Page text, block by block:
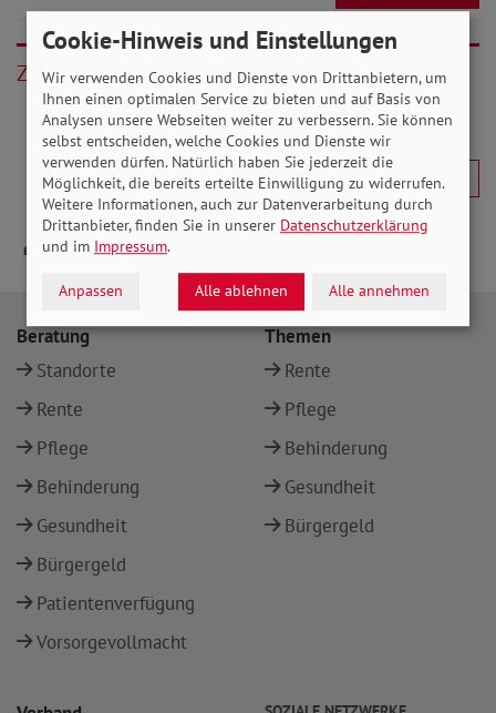
Zurück
Beratung
Standorte
Rente
Pflege
Behinderung
Gesundheit
Bürgergeld
Patientenverfügung
Vorsorgevollmacht
Themen
Rente
Pflege
Behinderung
Gesundheit
Bürgergeld
Cookie-Hinweis und Einstellungen
Wir verwenden Cookies und Dienste von Drittanbietern, um
Ihnen einen optimalen Service zu bieten und auf Basis von
Analysen unsere Webseiten weiter zu verbessern. Sie können
selbst entscheiden, welche Cookies und Dienste wir
verwenden dürfen. Natürlich haben Sie jederzeit die
Möglichkeit, die bereits erteilte Einwilligung zu widerrufen.
Weitere Informationen, auch zur Datenverarbeitung durch
Drittanbieter, finden Sie in unserer Datenschutzerklärung
und im Impressum.
Anpassen Alle ablehnen Alle annehmen